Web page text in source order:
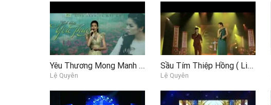
Yêu Thương Mong Manh (Tình Khúc Yêu Thương 2012)
Lệ Quyên
Sầu Tím Thiệp Hồng ( Liveshow Hát Trên Quê Hương )
Lệ Quyên